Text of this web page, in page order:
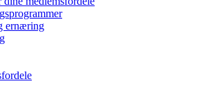
ernæring